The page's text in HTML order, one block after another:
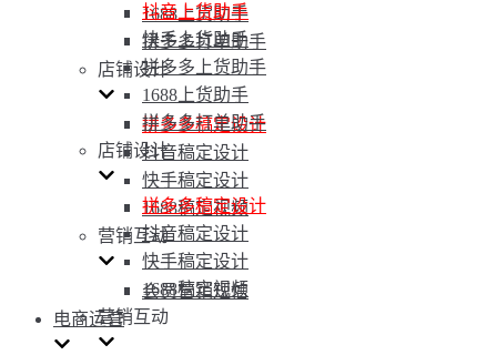
1688上货助手
拼多多打单助手
店铺设计
拼多多稿定设计
抖音稿定设计
快手稿定设计
1688稿定视频
营销互动
会员营销短信
电商运营
抖音上货助手
快手上货助手
拼多多上货助手
1688上货助手
拼多多打单助手
店铺设计
拼多多稿定设计
抖音稿定设计
快手稿定设计
1688稿定视频
营销互动